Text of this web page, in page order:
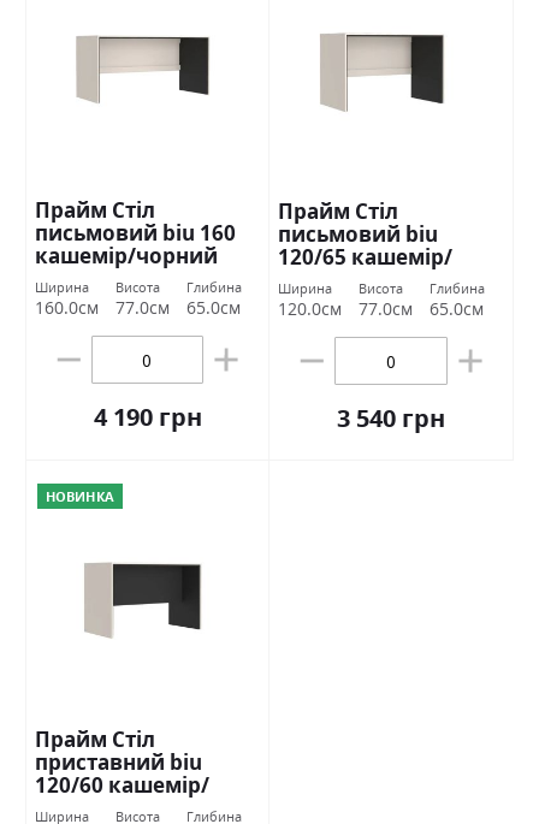
Прайм Стіл
письмовий biu 160
кашемір/чорний
Гербор
Ширина
160.0см
Висота
77.0см
Глибина
65.0см
4 190 грн
Прайм Стіл
письмовий biu
120/65 кашемір/
чорний Гербор
Ширина
120.0см
Висота
77.0см
Глибина
65.0см
3 540 грн
НОВИНКА
Прайм Стіл
приставний biu
120/60 кашемір/
чорний Гербор
Ширина Висота Глибина